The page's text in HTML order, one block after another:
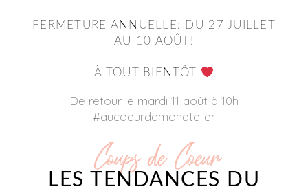
FERMETURE ANNUELLE: DU 27 JUILLET
AU 10 AOÛT!
À TOUT BIENTÔT
De retour le mardi 11 août à 10h
#aucoeurdemonatelier
Coups de Coeur
LES TENDANCES DU